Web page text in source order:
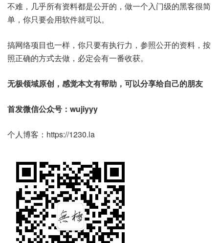
不难，几乎所有资料都是公开的，做一个入门级的黑客很简
单，你只要会用软件就可以。
搞网络项目也一样，你只要有执行力，参照公开的资料，按
照正确的方式去做，必定会有一番收获。
无极领域原创，感觉本文有帮助，可以分享给自己的朋友
首发微信公众号：wujiyyy
个人博客：https://1230.la